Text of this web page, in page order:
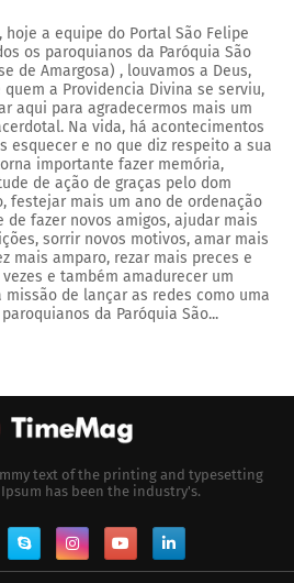
a equipe do Portal São Felipe
os paroquianos da Paróquia São
de Amargosa) , louvamos a Deus,
a Providencia Divina se serviu,
aqui para agradecermos mais um
Na vida, há acontecimentos
esquecer e no que diz respeito a sua
importante fazer memória,
de ação de graças pelo dom
festejar mais um ano de ordenação
fazer novos amigos, ajudar mais
sorrir novos motivos, amar mais
mais amparo, rezar mais preces e
e também amadurecer um
de lançar as redes como uma
da Paróquia São...
text of the printing and typesetting
has been the industry's.